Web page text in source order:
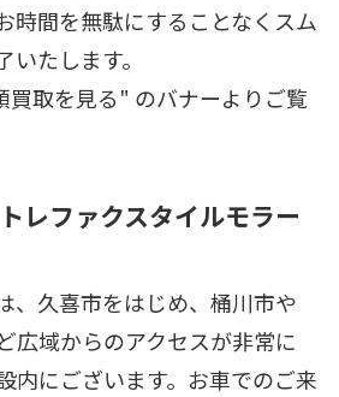
時間を無駄にすることなくスム
たします。
買取を見る" のバナーよりご覧
レファクスタイルモラー
、久喜市をはじめ、桶川市や
広域からのアクセスが非常に
内にございます。お車でのご来